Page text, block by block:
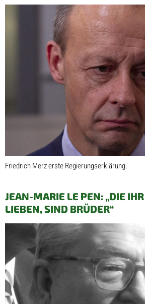
Friedrich Merz erste Regierungserklärung.
JEAN-MARIE LE PEN: „DIE
LIEBEN, SIND BRÜDER“